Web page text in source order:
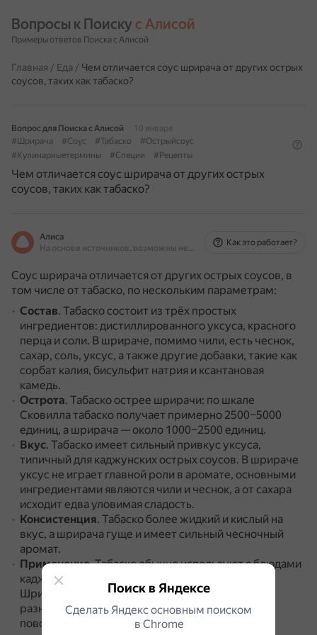
Вопросы к Поиску с Алисой
Примеры ответов Поиска с Алисой
Главная / Еда / Чем отличается соус шрирача от других острых
соусов, таких как табаско?
Вопрос для Поиска с Алисой
10 января
#Шрирача
#Соус #Табаско
#Острыйсоус
#Кулинарныетермины
#Специи #Рецепты
Чем отличается соус шрирача от других острых
соусов, таких как табаско?
Алиса
На основе источников, возможны неточности
Как это работает?
Соус шрирача отличается от других острых соусов, в
том числе от табаско, по нескольким параметрам:
Состав. Табаско состоит из трёх простых
ингредиентов: дистиллированного уксуса, красного
перца и соли. В шрираче, помимо чили, есть чеснок,
сахар, соль, уксус, а также другие добавки, такие как
сорбат калия, бисульфит натрия и ксантановая
камедь.
Острота. Табаско острее шрирачи: по шкале
Сковилла табаско получает примерно 2500–5000
единиц, а шрирача — около 1000–2500 единиц.
Вкус. Табаско имеет сильный привкус уксуса,
типичный для каджунских острых соусов. В шрираче
уксус не играет главной роли в аромате, основными
ингредиентами являются чили и чеснок, а от сахара
исходит едва уловимая сладость.
Консистенция. Табаско более жидкий и кислый на
вкус, а шрирача гуще и имеет сильный чесночный
аромат.
Применение.Табаско обычно используют с блюдами
каджунской кухни или жареными продуктами.
Шрирача более универсален: его сочетают с
разными видами блюд, многие используют как
повседневный соус.
Поиск в Яндексе
Сделать Яндекс основным поиском
в Сhrome